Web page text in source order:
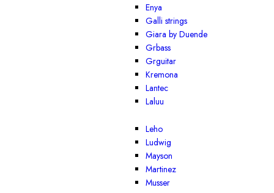
Enya
Galli strings
Giara by Duende
Grbass
Grguitar
Kremona
Lantec
Laluu
Leho
Ludwig
Mayson
Martinez
Musser